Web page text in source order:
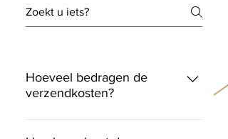
Hoeveel bedragen de
verzendkosten?
België B-post: €3 PostNL: €6 (met